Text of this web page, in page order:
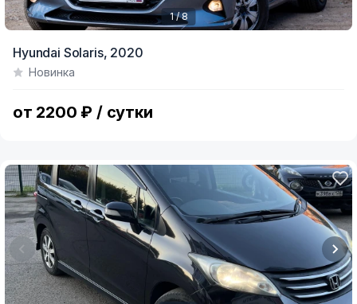
of
1 / 8
Hyundai Solaris, 2020
Новинка
от 2200 ₽ / сутки